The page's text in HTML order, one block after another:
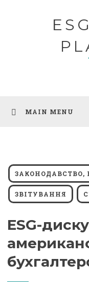
MAIN MENU
ЗВІТУВАННЯ
ESG-